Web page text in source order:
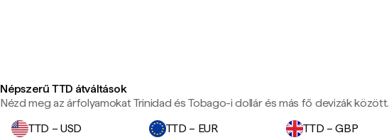
Népszerű TTD átváltások
Nézd meg az árfolyamokat Trinidad és Tobago-i dollár és más fő devizák között.
TTD – USD
TTD – EUR TTD – GBP